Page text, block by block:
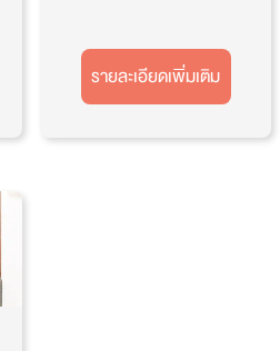
รายละเอียดเพิ่มเติม